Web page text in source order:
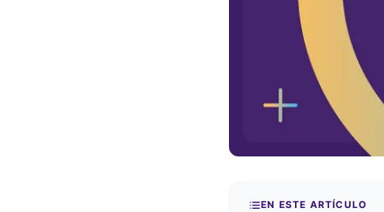
EN ESTE ARTÍCULO